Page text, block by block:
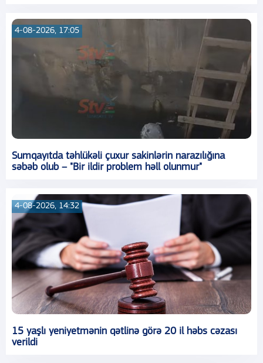
4-08-2026, 17:05
Sumqayıtda təhlükəli çuxur sakinlərin narazılığına
səbəb olub – "Bir ildir problem həll olunmur"
4-08-2026, 14:32
15 yaşlı yeniyetmənin qətlinə görə 20 il həbs cəzası
verildi